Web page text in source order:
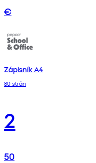
€
Zápisník A4
80 strán
2
50